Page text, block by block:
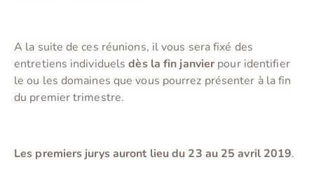
A la suite de ces réunions, il vous sera fixé des
entretiens individuelsdès la fin janvier pour identifier
le ou les domaines que vous pourrez présenter à la fin
du premier trimestre.
Les premiers jurys auront lieu du 23 au 25 avril 2019.